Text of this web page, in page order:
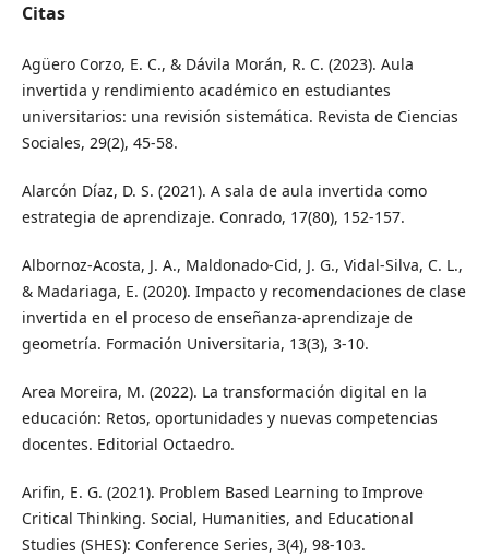
Citas
Agüero Corzo, E. C., & Dávila Morán, R. C. (2023). Aula
invertida y rendimiento académico en estudiantes
universitarios: una revisión sistemática. Revista de Ciencias
Sociales, 29(2), 45-58.
Alarcón Díaz, D. S. (2021). A sala de aula invertida como
estrategia de aprendizaje. Conrado, 17(80), 152-157.
Albornoz-Acosta, J. A., Maldonado-Cid, J. G., Vidal-Silva, C. L.,
& Madariaga, E. (2020). Impacto y recomendaciones de clase
invertida en el proceso de enseñanza-aprendizaje de
geometría. Formación Universitaria, 13(3), 3-10.
Area Moreira, M. (2022). La transformación digital en la
educación: Retos, oportunidades y nuevas competencias
docentes. Editorial Octaedro.
Arifin, E. G. (2021). Problem Based Learning to Improve
Critical Thinking. Social, Humanities, and Educational
Studies (SHES): Conference Series, 3(4), 98-103.